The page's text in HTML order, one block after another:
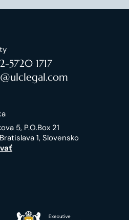
5720 1717
5, P.O.Box 21
1, Slovensko